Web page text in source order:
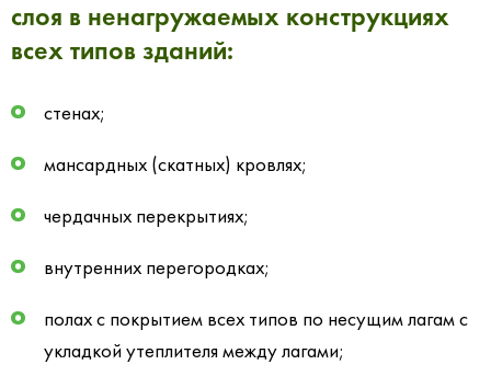
слоя в ненагружаемых конструкциях
всех типов зданий:
стенах;
мансардных (скатных) кровлях;
чердачных перекрытиях;
внутренних перегородках;
полах с покрытием всех типов по несущим лагам с
укладкой утеплителя между лагами;